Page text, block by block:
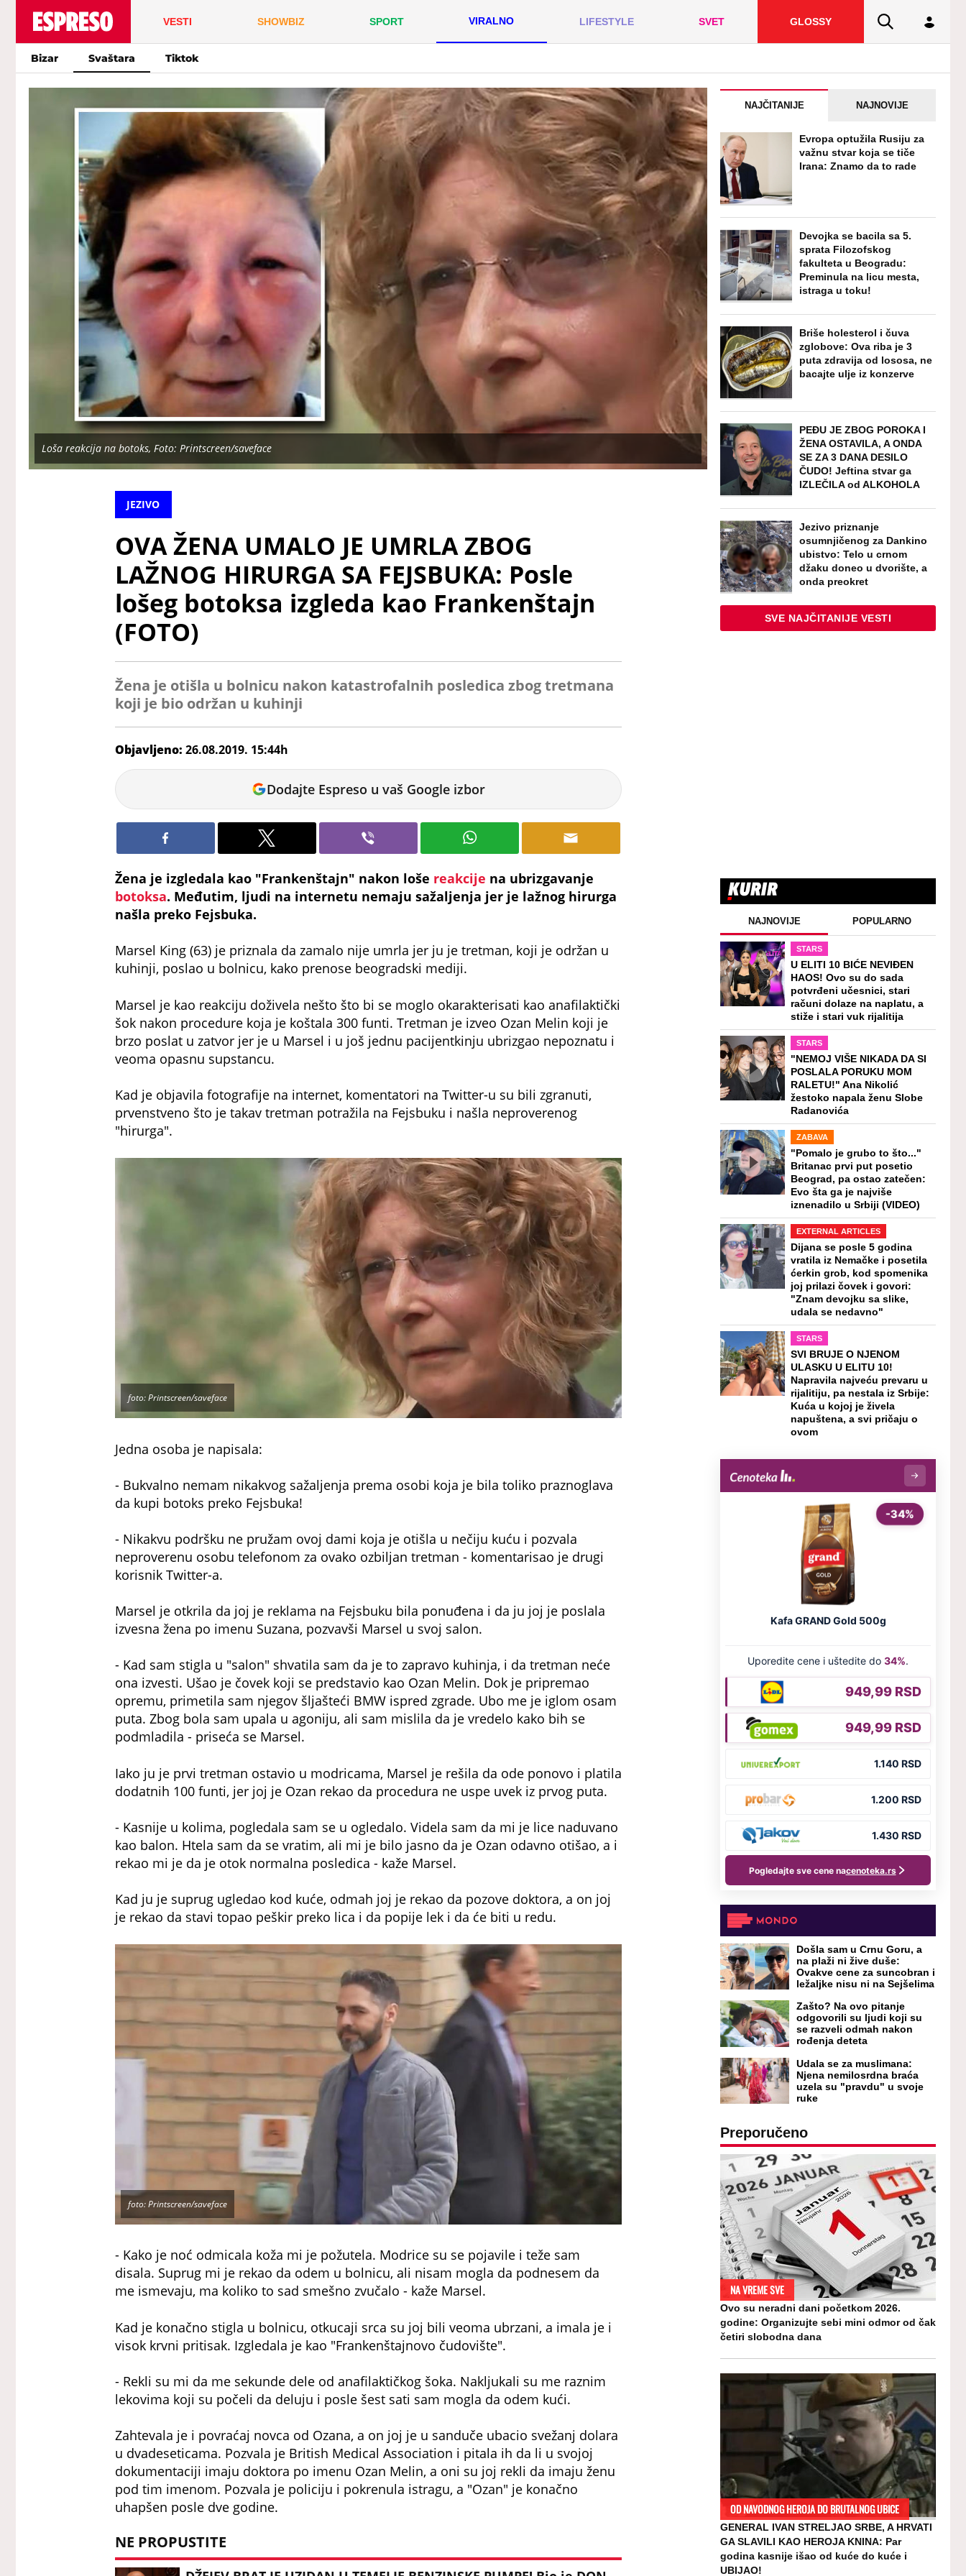
VESTI SHOWBIZ SPORT VIRALNO LIFESTYLE SVET GLOSSY
Bizar Svaštara Tiktok
Loša reakcija na botoks, Foto: Printscreen/saveface
JEZIVO
OVA ŽENA UMALO JE UMRLA ZBOG
LAŽNOG HIRURGA SA FEJSBUKA: Posle
lošeg botoksa izgleda kao Frankenštajn
(FOTO)
Žena je otišla u bolnicu nakon katastrofalnih posledica zbog tretmana
koji je bio održan u kuhinji
Objavljeno: 26.08.2019. 15:44h
Sara
Dodajte Espreso u vaš Google izbor
Žena je izgledala kao "Frankenštajn" nakon loše reakcije na ubrizgavanje
botoksa. Međutim, ljudi na internetu nemaju sažaljenja jer je lažnog hirurga
našla preko Fejsbuka.
Marsel King (63) je priznala da zamalo nije umrla jer ju je tretman, koji je održan u
kuhinji, poslao u bolnicu, kako prenose beogradski mediji.
Marsel je kao reakciju doživela nešto što bi se moglo okarakterisati kao anafilaktički
šok nakon procedure koja je koštala 300 funti. Tretman je izveo Ozan Melin koji je
brzo poslat u zatvor jer je u Marsel i u još jednu pacijentkinju ubrizgao nepoznatu i
veoma opasnu supstancu.
Kad je objavila fotografije na internet, komentatori na Twitter-u su bili zgranuti,
prvenstveno što je takav tretman potražila na Fejsbuku i našla neproverenog
"hirurga".
foto: Printscreen/saveface
Jedna osoba je napisala:
- Bukvalno nemam nikakvog sažaljenja prema osobi koja je bila toliko praznoglava
da kupi botoks preko Fejsbuka!
- Nikakvu podršku ne pružam ovoj dami koja je otišla u nečiju kuću i pozvala
neproverenu osobu telefonom za ovako ozbiljan tretman - komentarisao je drugi
korisnik Twitter-a.
Marsel je otkrila da joj je reklama na Fejsbuku bila ponuđena i da ju joj je poslala
izvesna žena po imenu Suzana, pozvavši Marsel u svoj salon.
- Kad sam stigla u "salon" shvatila sam da je to zapravo kuhinja, i da tretman neće
ona izvesti. Ušao je čovek koji se predstavio kao Ozan Melin. Dok je pripremao
opremu, primetila sam njegov šljašteći BMW ispred zgrade. Ubo me je iglom osam
puta. Zbog bola sam upala u agoniju, ali sam mislila da je vredelo kako bih se
podmladila - priseća se Marsel.
Iako ju je prvi tretman ostavio u modricama, Marsel je rešila da ode ponovo i platila
dodatnih 100 funti, jer joj je Ozan rekao da procedura ne uspe uvek iz prvog puta.
- Kasnije u kolima, pogledala sam se u ogledalo. Videla sam da mi je lice naduvano
kao balon. Htela sam da se vratim, ali mi je bilo jasno da je Ozan odavno otišao, a i
rekao mi je da je otok normalna posledica - kaže Marsel.
Kad ju je suprug ugledao kod kuće, odmah joj je rekao da pozove doktora, a on joj
je rekao da stavi topao peškir preko lica i da popije lek i da će biti u redu.
foto: Printscreen/saveface
- Kako je noć odmicala koža mi je požutela. Modrice su se pojavile i teže sam
disala. Suprug mi je rekao da odem u bolnicu, ali nisam mogla da podnesem da
me ismevaju, ma koliko to sad smešno zvučalo - kaže Marsel.
Kad je konačno stigla u bolnicu, otkucaji srca su joj bili veoma ubrzani, a imala je i
visok krvni pritisak. Izgledala je kao "Frankenštajnovo čudovište".
- Rekli su mi da me sekunde dele od anafilaktičkog šoka. Nakljukali su me raznim
lekovima koji su počeli da deluju i posle šest sati sam mogla da odem kući.
Zahtevala je i povraćaj novca od Ozana, a on joj je u sanduče ubacio svežanj dolara
u dvadeseticama. Pozvala je British Medical Association i pitala ih da li u svojoj
dokumentaciji imaju doktora po imenu Ozan Melin, a oni su joj rekli da imaju ženu
pod tim imenom. Pozvala je policiju i pokrenula istragu, a "Ozan" je konačno
uhapšen posle dve godine.
NE PROPUSTITE
NAJČITANIJE NAJNOVIJE
Evropa optužila Rusiju za
važnu stvar koja se tiče
Irana: Znamo da to rade
Devojka se bacila sa 5.
sprata Filozofskog
fakulteta u Beogradu:
Preminula na licu mesta,
istraga u toku!
Briše holesterol i čuva
zglobove: Ova riba je 3
puta zdravija od lososa, ne
bacajte ulje iz konzerve
PEĐU JE ZBOG POROKA I
ŽENA OSTAVILA, A ONDA
SE ZA 3 DANA DESILO
ČUDO! Jeftina stvar ga
IZLEČILA od ALKOHOLA
Jezivo priznanje
osumnjičenog za Dankino
ubistvo: Telo u crnom
džaku doneo u dvorište, a
onda preokret
SVE NAJČITANIJE VESTI
NAJNOVIJE POPULARNO
STARS
U ELITI 10 BIĆE NEVIĐEN
HAOS! Ovo su do sada
potvrđeni učesnici, stari
računi dolaze na naplatu, a
stiže i stari vuk rijalitija
STARS
"NEMOJ VIŠE NIKADA DA SI
POSLALA PORUKU MOM
RALETU!" Ana Nikolić
žestoko napala ženu Slobe
Radanovića
ZABAVA
"Pomalo je grubo to što..."
Britanac prvi put posetio
Beograd, pa ostao zatečen:
Evo šta ga je najviše
iznenadilo u Srbiji (VIDEO)
EXTERNAL ARTICLES
Dijana se posle 5 godina
vratila iz Nemačke i posetila
ćerkin grob, kod spomenika
joj prilazi čovek i govori:
"Znam devojku sa slike,
udala se nedavno"
STARS
SVI BRUJE O NJENOM
ULASKU U ELITU 10!
Napravila najveću prevaru u
rijalitiju, pa nestala iz Srbije:
Kuća u kojoj je živela
napuštena, a svi pričaju o
ovom
Došla sam u Crnu Goru, a
na plaži ni žive duše:
Ovakve cene za suncobran i
ležaljke nisu ni na Sejšelima
Zašto? Na ovo pitanje
odgovorili su ljudi koji su
se razveli odmah nakon
rođenja deteta
Udala se za muslimana:
Njena nemilosrdna braća
uzela su "pravdu" u svoje
ruke
Preporučeno
NA VREME SVE
Ovo su neradni dani početkom 2026.
godine: Organizujte sebi mini odmor od čak
četiri slobodna dana
OD NAVODNOG HEROJA DO BRUTALNOG UBICE
GENERAL IVAN STRELJAO SRBE, A HRVATI
GA SLAVILI KAO HEROJA KNINA: Par
godina kasnije išao od kuće do kuće i
UBIJAO!